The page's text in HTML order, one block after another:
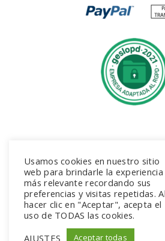
@suita.joyeros
2026. All rights reserved.
Privacy Policy
Usamos cookies en nuestro sitio
web para brindarle la experiencia
más relevante recordando sus
preferencias y visitas repetidas. Al
hacer clic en "Aceptar", acepta el
uso de TODAS las cookies.
AJUSTES
Aceptar todas